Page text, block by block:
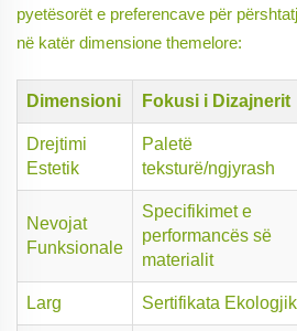
pyetësorët e preferencave për
në katër dimensione themelore:
Dimensioni Fokusi i Dizajnerit
Drejtimi
Estetik
Paletë
teksturë/ngjyrash
Nevojat
Funksionale
Specifikimet e
performancës së
materialit
Larg Sertifikata